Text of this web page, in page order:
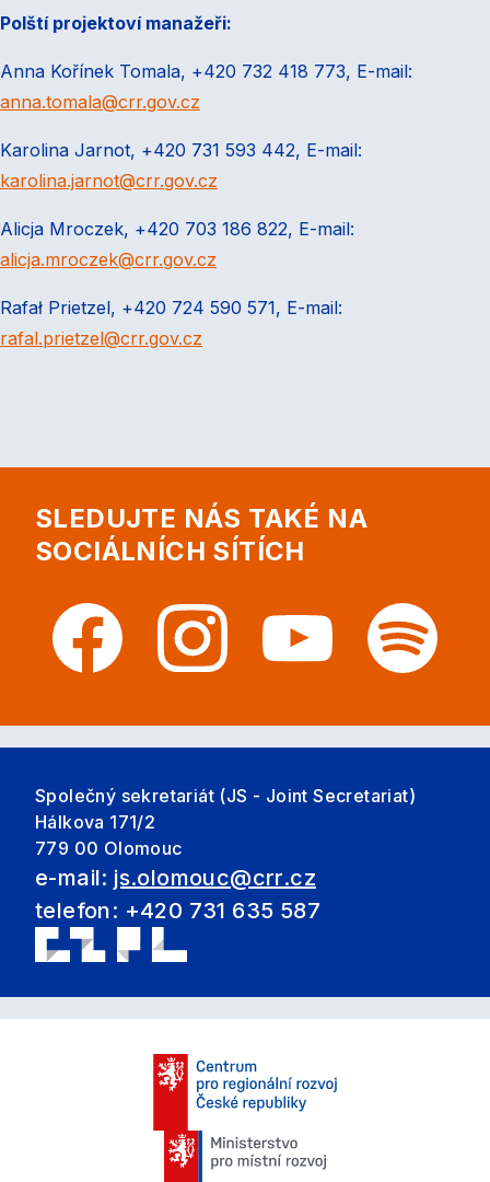
Polští projektoví manažeři:
Anna Kořínek Tomala, +420 732 418 773, E-mail:
anna.tomala@crr.gov.cz
Karolina Jarnot, +420 731 593 442, E-mail:
karolina.jarnot@crr.gov.cz
Alicja Mroczek, +420 703 186 822, E-mail:
alicja.mroczek@crr.gov.cz
Rafał Prietzel, +420 724 590 571, E-mail:
rafal.prietzel@crr.gov.cz
SLEDUJTE NÁS TAKÉ NA
SOCIÁLNÍCH SÍTÍCH
Společný sekretariát (JS - Joint Secretariat)
Hálkova 171/2
779 00 Olomouc
e-mail: js.olomouc@crr.cz
telefon: +420 731 635 587